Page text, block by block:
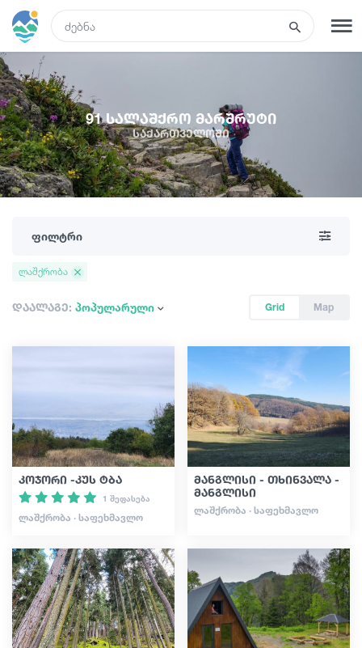
რა ვნახოთ
ტურები
სასტუმროები
სტატიები
ტრანსპორტი
ივენთები
დაგეგმე მოგზაურობა
91 სალაშქრო მარშრუტი
საქართველოში
ფილტრი
Grid Map
დაალაგე: პოპულარული
ლაშქრობა
კოჯორი -კუს ტბა
1 შეფასება
ᲚᲐᲨᲥᲠᲝᲑᲐ · ᲡᲐᲤᲔᲮᲛᲐᲕᲚᲝ
მანგლისი - თხინვალა -
მანგლისი
ᲚᲐᲨᲥᲠᲝᲑᲐ · ᲡᲐᲤᲔᲮᲛᲐᲕᲚᲝ